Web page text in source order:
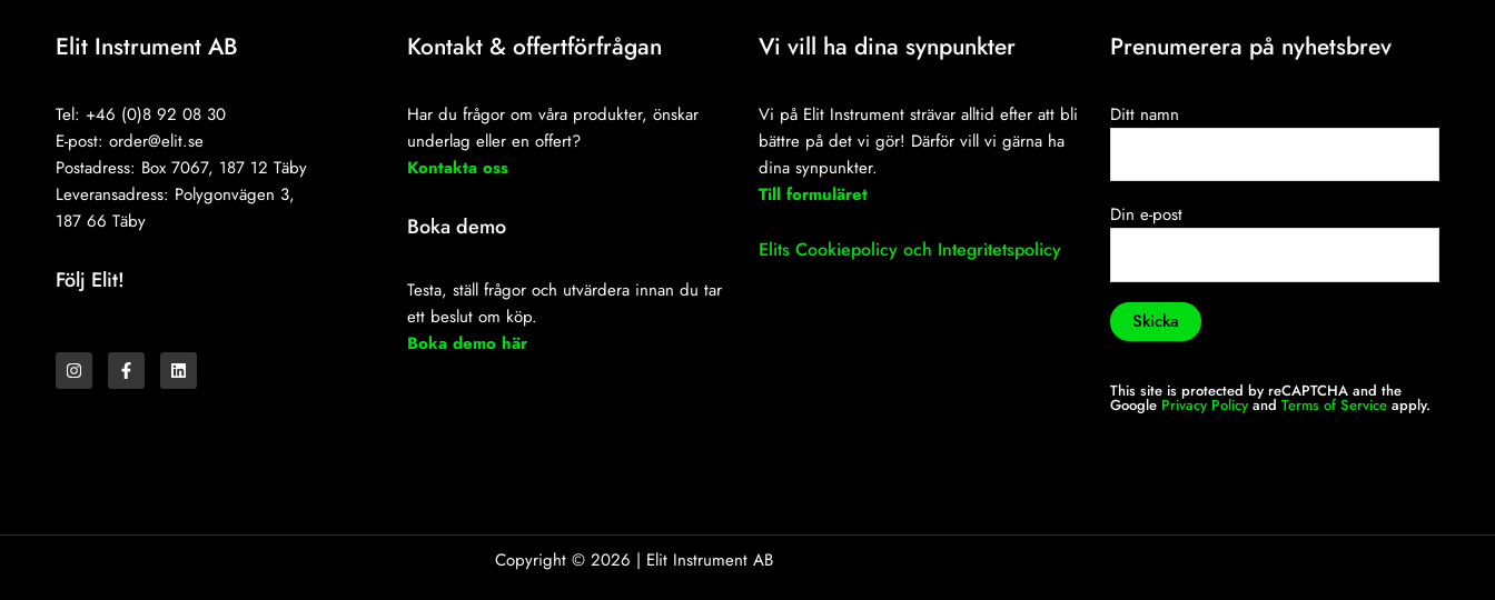
Elit Instrument AB
Tel: +46 (0)8 92 08 30
E-post: order@elit.se
Postadress: Box 7067, 187 12 Täby
Leveransadress: Polygonvägen 3,
187 66 Täby
Följ Elit!
n
s
t
a
c
e
i
n
k
Kontakt & offertförfrågan
Har du frågor om våra produkter, önskar
underlag eller en offert?
Kontakta oss
Boka demo
Testa, ställ frågor och utvärdera innan du tar
ett beslut om köp.
Boka demo här
Vi vill ha dina synpunkter
Vi på Elit Instrument strävar alltid efter att bli
bättre på det vi gör! Därför vill vi gärna ha
dina synpunkter.
Till formuläret
Elits Cookiepolicy och Integritetspolicy
Prenumerera på nyhetsbrev
Ditt namn
Din e-post
This site is protected by reCAPTCHA and the
Google Privacy Policy and Terms of Service apply.
Copyright © 2026 | Elit Instrument AB